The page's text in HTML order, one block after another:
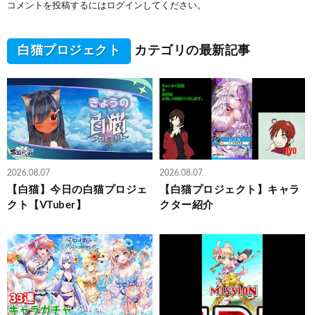
コメントを投稿するには ログイン してください。
白猫プロジェクト カテゴリの最新記事
2026.08.07
【白猫】今日の白猫プロジェ
クト【VTuber】
2026.08.07
【白猫プロジェクト】キャラ
クター紹介